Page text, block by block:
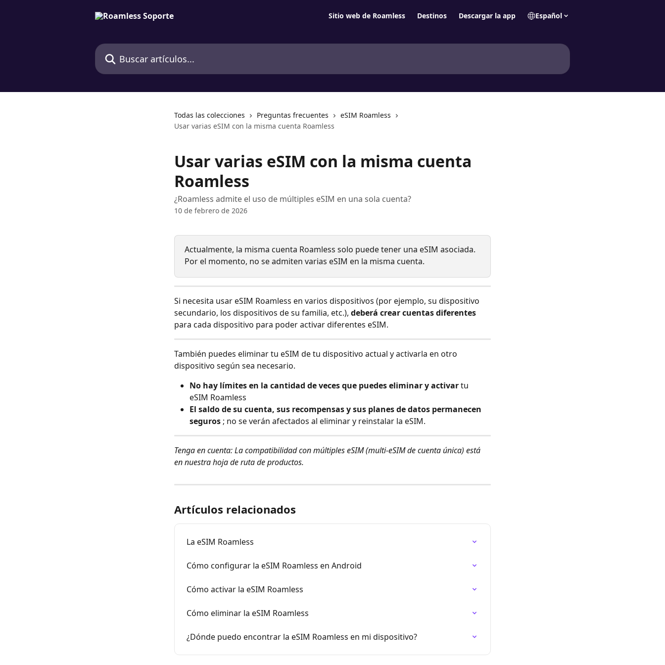
Sitio web de Roamless Destinos Descargar la app Español
Buscar artículos...
Todas las colecciones Preguntas frecuentes
eSIM Roamless
Usar varias eSIM con la misma cuenta Roamless
Usar varias eSIM con la misma cuenta
Roamless
¿Roamless admite el uso de múltiples eSIM en una sola cuenta?
10 de febrero de 2026
Actualmente, la misma cuenta Roamless solo puede tener una eSIM asociada.
Por el momento, no se admiten varias eSIM en la misma cuenta.
Si necesita usar eSIM Roamless en varios dispositivos (por ejemplo, su dispositivo
secundario, los dispositivos de su familia, etc.), deberá crear cuentas diferentes
para cada dispositivo para poder activar diferentes eSIM.
También puedes eliminar tu eSIM de tu dispositivo actual y activarla en otro
dispositivo según sea necesario.
No hay límites en la cantidad de veces que puedes eliminar y activar tu
eSIM Roamless
El saldo de su cuenta, sus recompensas y sus planes de datos permanecen
seguros ; no se verán afectados al eliminar y reinstalar la eSIM.
Tenga en cuenta: La compatibilidad con múltiples eSIM (multi-eSIM de cuenta única) está
en nuestra hoja de ruta de productos.
Artículos relacionados
La eSIM Roamless
Cómo configurar la eSIM Roamless en Android
Cómo activar la eSIM Roamless
Cómo eliminar la eSIM Roamless
¿Dónde puedo encontrar la eSIM Roamless en mi dispositivo?